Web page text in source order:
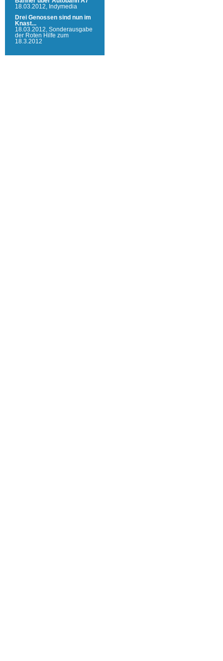
18.03.2012,
Indymedia
Drei Genossen sind nun im
Knast...
18.03.2012, Sonderausgabe
der Roten Hilfe zum
18.3.2012